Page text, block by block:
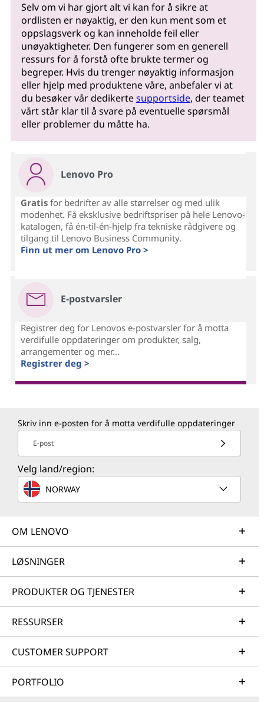
Selv om vi har gjort alt vi kan for å sikre at
ordlisten er nøyaktig, er den kun ment som et
oppslagsverk og kan inneholde feil eller
unøyaktigheter. Den fungerer som en generell
ressurs for å forstå ofte brukte termer og
begreper. Hvis du trenger nøyaktig informasjon
eller hjelp med produktene våre, anbefaler vi at
du besøker vår dedikertesupportside, der teamet
vårt står klar til å svare på eventuelle spørsmål
eller problemer du måtte ha.
Lenovo Pro
Gratisfor bedrifter av alle størrelser og med ulik
modenhet. Få eksklusive bedriftspriser på hele Lenovo-
katalogen, få én-til-én-hjelp fra tekniske rådgivere og
tilgang til Lenovo Business Community.
Finn ut mer om Lenovo Pro >
E-postvarsler
Registrer deg for Lenovos e-postvarsler for å motta
verdifulle oppdateringer om produkter, salg,
arrangementer og mer...
Registrer deg >
Skriv inn e-posten for å motta verdifulle oppdateringer
E-post
Velg land/region:
NORWAY
OM LENOVO
LØSNINGER
PRODUKTER OG TJENESTER
RESSURSER
CUSTOMER SUPPORT
PORTFOLIO